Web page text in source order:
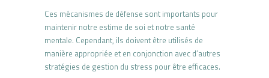
Ces mécanismes de défense sont importants pour
maintenir notre estime de soi et notre santé
mentale. Cependant, ils doivent être utilisés de
manière appropriée et en conjonction avec d’autres
stratégies de gestion du stress pour être efficaces.